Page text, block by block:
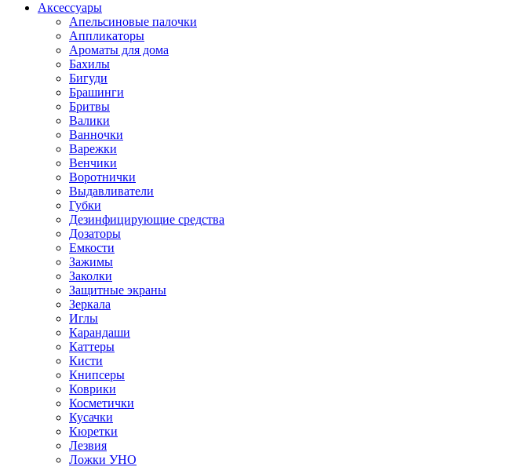
Аксессуары
Апельсиновые палочки
Аппликаторы
Ароматы для дома
Бахилы
Бигуди
Брашинги
Бритвы
Валики
Ванночки
Варежки
Венчики
Воротнички
Выдавливатели
Губки
Дезинфицирующие средства
Дозаторы
Емкости
Зажимы
Заколки
Защитные экраны
Зеркала
Иглы
Карандаши
Каттеры
Кисти
Книпсеры
Коврики
Косметички
Кусачки
Кюретки
Лезвия
Ложки УНО